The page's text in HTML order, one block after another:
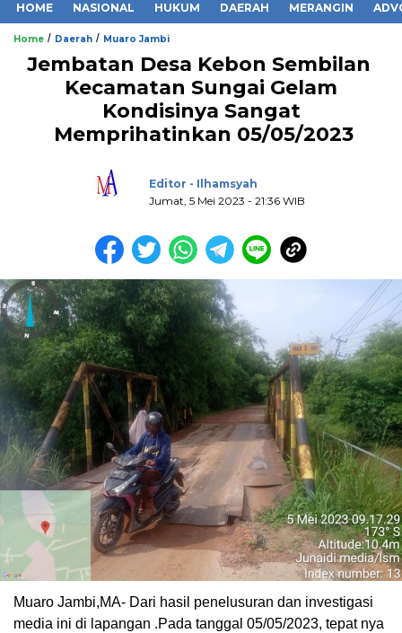
HOME NASIONAL HUKUM DAERAH MERANGIN
Home / Daerah / Muaro Jambi
Jembatan Desa Kebon Sembilan
Kecamatan Sungai Gelam
Kondisinya Sangat
Memprihatinkan 05/05/2023
Editor - Ilhamsyah
Jumat, 5 Mei 2023 - 21:36 WIB
Muaro Jambi,MA- Dari hasil penelusuran dan investigasi
media ini di lapangan .Pada tanggal 05/05/2023, tepat nya